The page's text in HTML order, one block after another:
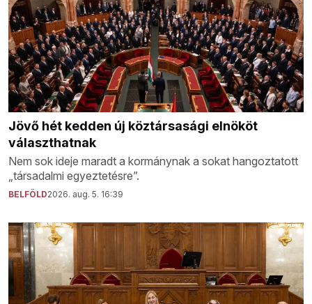
Jövő hét kedden új köztársasági elnököt
választhatnak
Nem sok ideje maradt a kormánynak a sokat hangoztatott
„társadalmi egyeztetésre”.
BELFÖLD2026. aug. 5. 16:39